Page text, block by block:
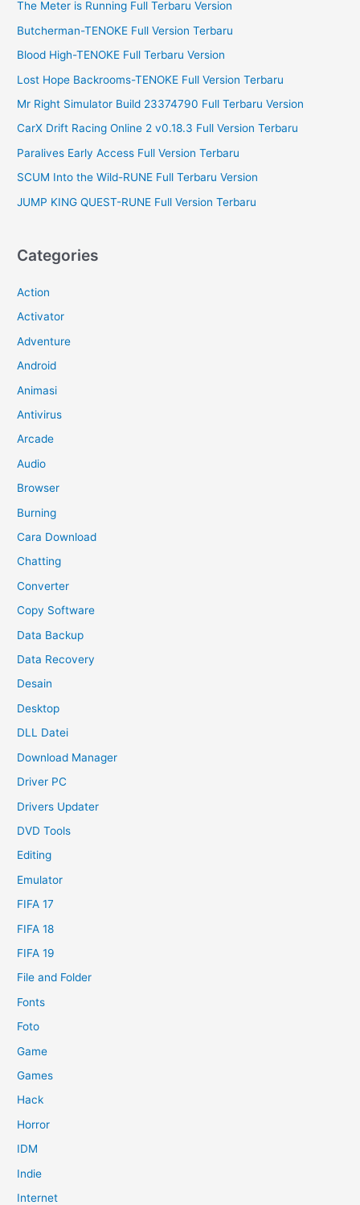
f
o
The Meter is Running Full Terbaru Version
Butcherman-TENOKE Full Version Terbaru
Blood High-TENOKE Full Terbaru Version
Lost Hope Backrooms-TENOKE Full Version Terbaru
Mr Right Simulator Build 23374790 Full Terbaru Version
CarX Drift Racing Online 2 v0.18.3 Full Version Terbaru
Paralives Early Access Full Version Terbaru
SCUM Into the Wild-RUNE Full Terbaru Version
JUMP KING QUEST-RUNE Full Version Terbaru
Categories
Action
Activator
Adventure
Android
Animasi
Antivirus
Arcade
Audio
Browser
Burning
Cara Download
Chatting
Converter
Copy Software
Data Backup
Data Recovery
Desain
Desktop
DLL Datei
Download Manager
Driver PC
Drivers Updater
DVD Tools
Editing
Emulator
FIFA 17
FIFA 18
FIFA 19
File and Folder
Fonts
Foto
Game
Games
Hack
Horror
IDM
Indie
Internet